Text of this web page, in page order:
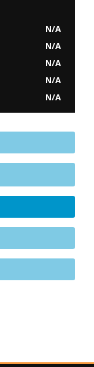
N/A
N/A
N/A
N/A
N/A